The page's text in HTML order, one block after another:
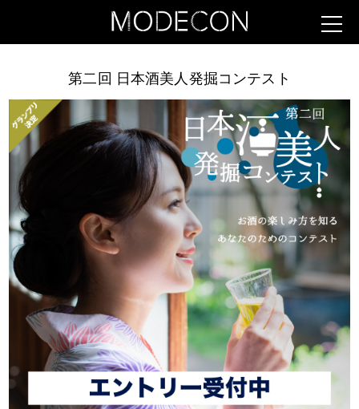
第二回 日本酒美人発掘コンテスト